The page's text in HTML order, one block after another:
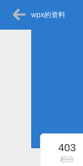
wpx的资料
403
积分